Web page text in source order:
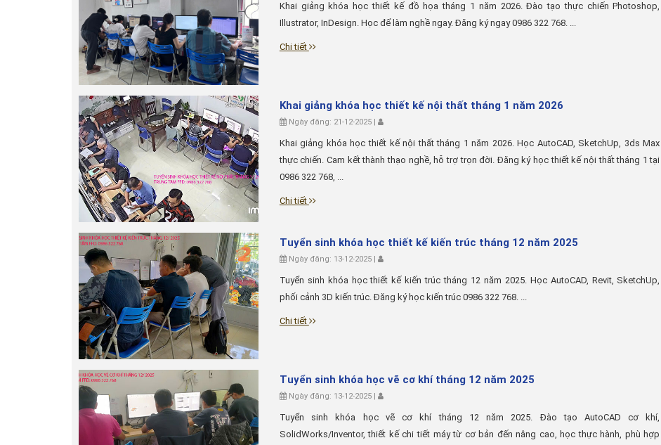
Khai giảng khóa học thiết kế đồ họa tháng 1 năm 2026. Đào tạo thực chiến Photoshop,
Illustrator, InDesign. Học để làm nghề ngay. Đăng ký ngay 0986 322 768. ...
Chi tiết
Khai giảng khóa học thiết kế nội thất tháng 1 năm 2026
Ngày đăng: 21-12-2025 |
Khai giảng khóa học thiết kế nội thất tháng 1 năm 2026. Học AutoCAD, SketchUp, 3ds Max
thực chiến. Cam kết thành thạo nghề, hỗ trợ trọn đời. Đăng ký học thiết kế nội thất tháng 1 tại
0986 322 768, ...
Chi tiết
Tuyển sinh khóa học thiết kế kiến trúc tháng 12 năm 2025
Ngày đăng: 13-12-2025 |
Tuyển sinh khóa học thiết kế kiến trúc tháng 12 năm 2025. Học AutoCAD, Revit, SketchUp,
phối cảnh 3D kiến trúc. Đăng ký học kiến trúc 0986 322 768. ...
Chi tiết
Tuyển sinh khóa học vẽ cơ khí tháng 12 năm 2025
Ngày đăng: 13-12-2025 |
Tuyển sinh khóa học vẽ cơ khí tháng 12 năm 2025. Đào tạo AutoCAD cơ khí,
SolidWorks/Inventor, thiết kế chi tiết máy từ cơ bản đến nâng cao, học thực hành, phù hợp